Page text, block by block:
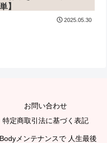
】
2025.05.30
お問い合わせ
特定商取引法に基づく表記
メンテナンスで 人生最後